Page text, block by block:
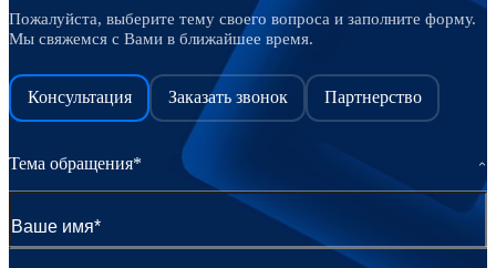
Пожалуйста, выберите тему своего вопроса и заполните форму.
Мы свяжемся с Вами в ближайшее время.
Консультация Заказать звонок Партнерство
Тема обращения*